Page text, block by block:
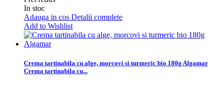
In stoc
Adauga in cos Detalii complete
Add to Wishlist
Crema tartinabila cu alge, morcovi si turmeric bio 180g Algamar
Crema tartinabila cu...